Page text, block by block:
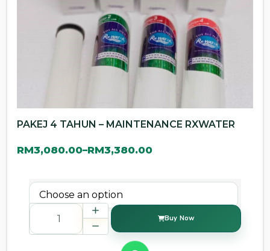
PAKEJ 4 TAHUN – MAINTENANCE RXWATER
RM3,080.00–RM3,380.00
Buy Now